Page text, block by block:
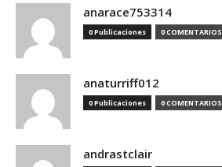
anarace753314
0 Publicaciones 0 COMENTARIOS
anaturriff012
0 Publicaciones 0 COMENTARIOS
andrastclair